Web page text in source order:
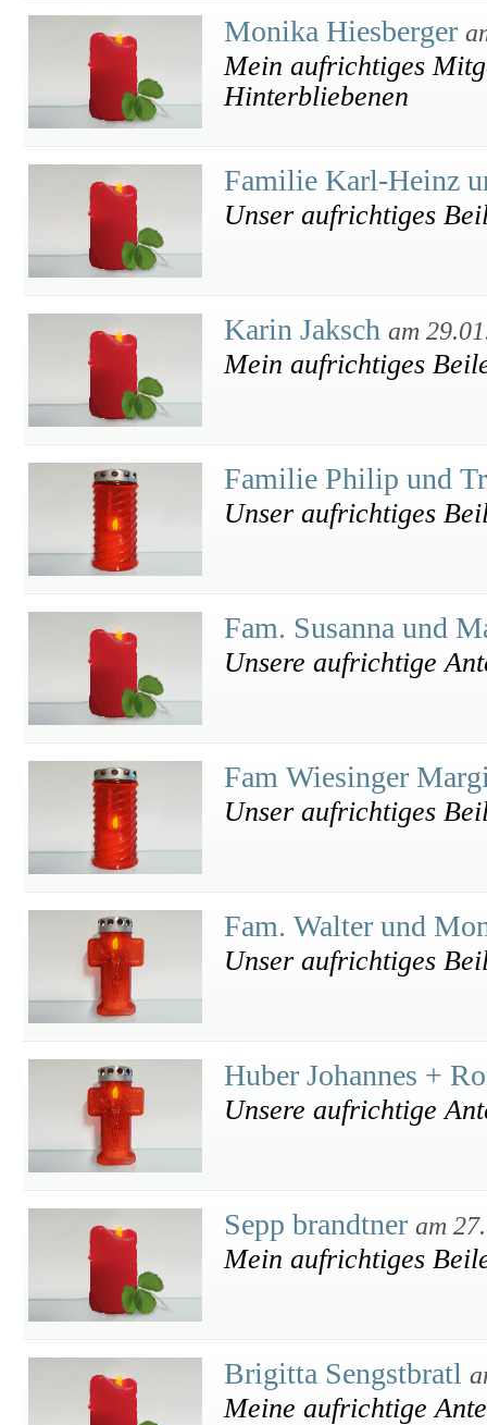
Monika Hiesberger
Mein aufrichtiges
Hinterbliebenen
Familie Karl-Heinz
Unser aufrichtiges
Karin Jaksch am
Mein aufrichtiges
Familie Philip und
Unser aufrichtiges
Fam. Susanna und
Unsere aufrichtige
Fam Wiesinger
Unser aufrichtiges
Fam. Walter und
Unser aufrichtiges
Huber Johannes +
Unsere aufrichtige
Sepp brandtner am
Mein aufrichtiges
Brigitta Sengstbratl
Meine aufrichtige